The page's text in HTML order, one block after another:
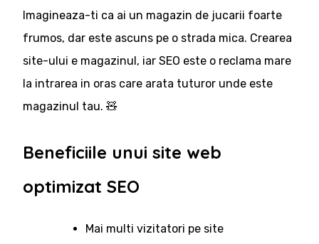
Imagineaza-ti ca ai un magazin de jucarii foarte
frumos, dar este ascuns pe o strada mica. Crearea
site-ului e magazinul, iar SEO este o reclama mare
la intrarea in oras care arata tuturor unde este
magazinul tau. 🧸
Beneficiile unui site web
optimizat SEO
Mai multi vizitatori pe site